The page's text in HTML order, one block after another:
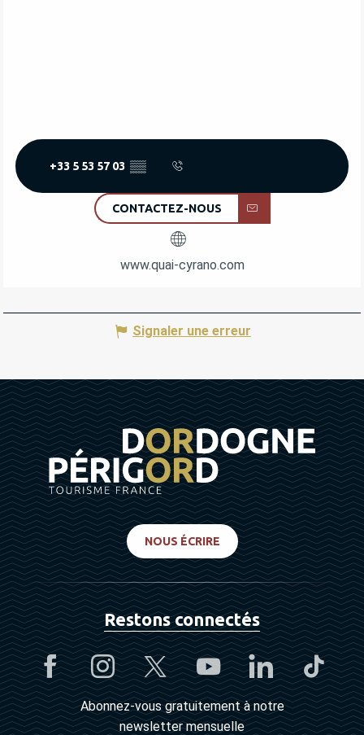
+33 5 53 57 03 ▒▒
CONTACTEZ-NOUS
www.quai-cyrano.com
Signaler une erreur
NOUS ÉCRIRE
Restons connectés
Abonnez-vous gratuitement à notre
newsletter mensuelle